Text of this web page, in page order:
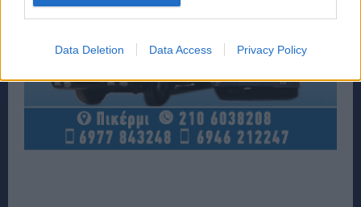
Data Deletion Data Access Privacy Policy